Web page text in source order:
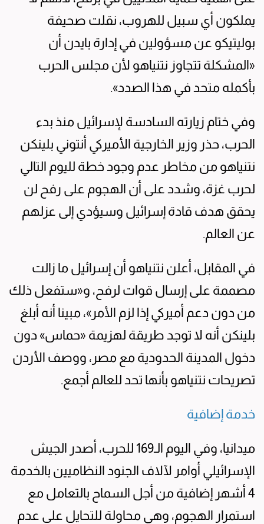
يملكون أي سبيل للهروب، نقلت صحيفة
بوليتيكو عن مسؤولين في إدارة بايدن أن
«المشكلة تتجاوز نتنياهو لأن مجلس الحرب
بأكمله متحد في هذا الصدد».
وفي ختام زيارته السادسة لإسرائيل منذ بدء
الحرب، حذر وزير الخارجية الأميركي أنتوني بلينكن
نتنياهو من مخاطر عدم وجود خطة لليوم التالي
لحرب غزة، وشدد على أن الهجوم على رفح لن
يحقق هدف قادة إسرائيل وسيؤدي إلى عزلهم
عن العالم.
في المقابل، أعلن نتنياهو أن إسرائيل ما زالت
مصممة على إرسال قوات لرفح، و«ستفعل ذلك
من دون دعم أميركي إذا لزم الأمر»، مبينا أنه أبلغ
بلينكن أنه لا توجد طريقة لهزيمة «حماس» دون
دخول المدينة الحدودية مع مصر، ووصف الأردن
تصريحات نتنياهو بأنها تحد للعالم أجمع.
خدمة إضافية
ميدانيا، وفي اليوم الـ169 للحرب، أصدر الجيش
الإسرائيلي أوامر لآلاف الجنود النظاميين بالخدمة
4 أشهر إضافية من أجل السماح بالتعامل مع
استمرار الهجوم، وهي محاولة للتحايل على عدم